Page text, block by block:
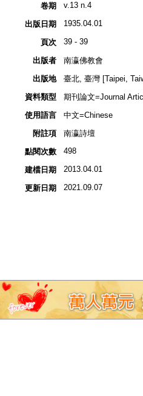
卷期
v.13 n.4
出版日期 1935.04.01
頁次 39 - 39
出版者
南瀛佛教會
出版地
臺北, 臺灣 [Taipei,
資料類型
期刊論文=Journal
使用語言
中文=Chinese
附註項
南瀛詩壇
點閱次數
498
建檔日期 2013.04.01
更新日期 2021.09.07